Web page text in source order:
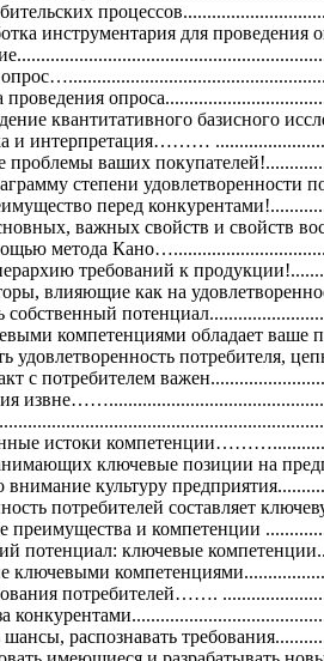
инструментария для проведения
квантитативного базисного
и интерпретация………
проблемы ваших
степени удовлетворенности
перед
важных свойств и свойств
метода
требований к
влияющие как на
компетенциями обладает ваше
удовлетворенность потребителя,
с потребителем
истоки
ключевые позиции на
культуру
потребителей составляет
преимущества и компетенции
потенциал: ключевые
ключевыми
потребителей…….
шансы, распознавать